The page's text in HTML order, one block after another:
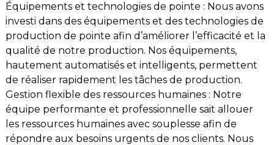
Équipements et technologies de pointe : Nous avons
investi dans des équipements et des technologies de
production de pointe afin d’améliorer l’efficacité et la
qualité de notre production. Nos équipements,
hautement automatisés et intelligents, permettent
de réaliser rapidement les tâches de production.
Gestion flexible des ressources humaines : Notre
équipe performante et professionnelle sait allouer
les ressources humaines avec souplesse afin de
répondre aux besoins urgents de nos clients. Nous